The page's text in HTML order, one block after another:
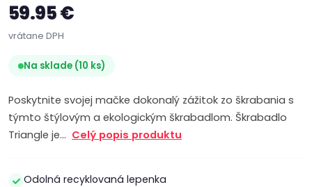
59.95 €
vrátane DPH
Na sklade (10 ks)
Poskytnite svojej mačke dokonalý zážitok zo škrabania s
týmto štýlovým a ekologickým škrabadlom. Škrabadlo
Triangle je… Celý popis produktu
Odolná recyklovaná lepenka